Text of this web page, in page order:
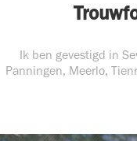
Ik ben gevestigd in
Panningen, Meerlo,